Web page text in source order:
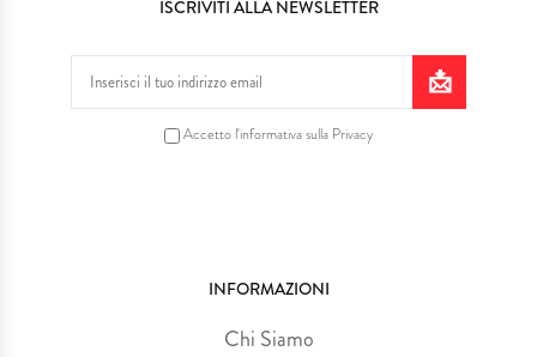
ISCRIVITI ALLA NEWSLETTER
Accetto l'informativa sulla Privacy
INFORMAZIONI
Chi Siamo